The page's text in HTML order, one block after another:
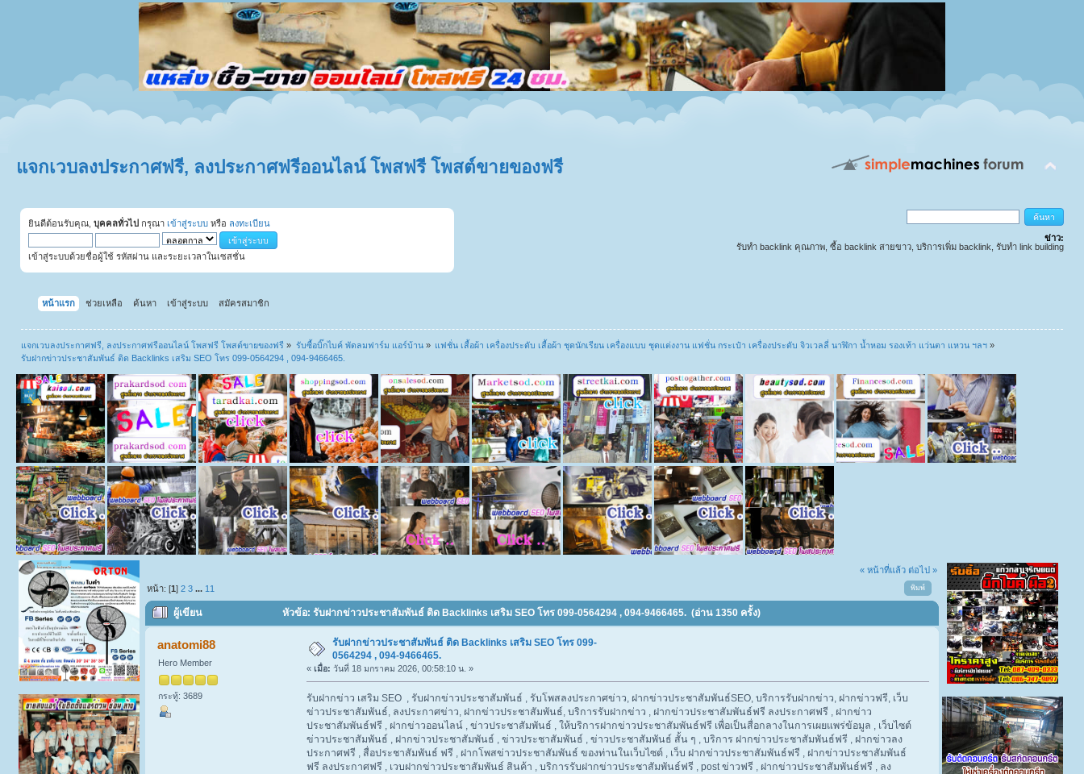
แจกเวบลงประกาศฟรี, ลงประกาศฟรีออนไลน์ โพสฟรี โพสต์ขายของฟรี
ยินดีต้อนรับคุณ, บุคคลทั่วไป กรุณา เข้าสู่ระบบ หรือ ลงทะเบียน
เข้าสู่ระบบด้วยชื่อผู้ใช้ รหัสผ่าน และระยะเวลาในเซสชั่น
ข่าว:
รับทำ backlink คุณภาพ, ซื้อ backlink สายขาว, บริการเพิ่ม backlink, รับทำ link building
หน้าแรก ช่วยเหลือ ค้นหา เข้าสู่ระบบ สมัครสมาชิก
แจกเวบลงประกาศฟรี, ลงประกาศฟรีออนไลน์ โพสฟรี โพสต์ขายของฟรี » รับซื้อบิ๊กไบค์ พัดลมฟาร์ม แอร์บ้าน» แฟชั่น เสื้อผ้า เครื่องประดับ เสื้อผ้า ชุดนักเรียน เครื่องแบบ ชุดแต่งงาน แฟชั่น กระเป๋า เครื่องประดับ จิวเวลลี่ นาฬิกา น้ำหอม รองเท้า แว่นตา แหวน ฯลฯ»
รับฝากข่าวประชาสัมพันธ์ ติด Backlinks เสริม SEO โทร 099-0564294 , 094-9466465.
« หน้าที่แล้ว ต่อไป »
พิมพ์
หน้า: [1]2 3 ... 11
ผู้เขียน หัวข้อ: รับฝากข่าวประชาสัมพันธ์ ติด Backlinks เสริม SEO โทร 099-0564294 , 094-9466465. (อ่าน 1350 ครั้ง)
anatomi88
Hero Member
กระทู้: 3689
รับฝากข่าวประชาสัมพันธ์ ติด Backlinks เสริม SEO โทร 099-
0564294 , 094-9466465.
« เมื่อ: วันที่ 18 มกราคม 2026, 00:58:10 น. »
รับฝากข่าว เสริม SEO , รับฝากข่าวประชาสัมพันธ์ , รับโพสลงประกาศข่าว, ฝากข่าวประชาสัมพันธ์SEO, บริการรับฝากข่าว, ฝากข่าวฟรี, เว็บ
ข่าวประชาสัมพันธ์, ลงประกาศข่าว, ฝากข่าวประชาสัมพันธ์, บริการรับฝากข่าว , ฝากข่าวประชาสัมพันธ์ฟรี ลงประกาศฟรี , ฝากข่าว
ประชาสัมพันธ์ฟรี , ฝากข่าวออนไลน์ , ข่าวประชาสัมพันธ์ , ให้บริการฝากข่าวประชาสัมพันธ์ฟรี เพื่อเป็นสื่อกลางในการเผยแพร่ข้อมูล , เว็บไซต์
ข่าวประชาสัมพันธ์ , ฝากข่าวประชาสัมพันธ์ , ข่าวประชาสัมพันธ์ , ข่าวประชาสัมพันธ์ สั้น ๆ , บริการ ฝากข่าวประชาสัมพันธ์ฟรี , ฝากข่าวลง
ประกาศฟรี , สื่อประชาสัมพันธ์ ฟรี , ฝากโพสข่าวประชาสัมพันธ์ ของท่านในเว็บไซต์ , เว็บ ฝากข่าวประชาสัมพันธ์ฟรี , ฝากข่าวประชาสัมพันธ์
ฟรี ลงประกาศฟรี , เวบฝากข่าวประชาสัมพันธ์ สินค้า , บริการรับฝากข่าวประชาสัมพันธ์ฟรี , post ข่าวฟรี , ฝากข่าวประชาสัมพันธ์ฟรี , ลง